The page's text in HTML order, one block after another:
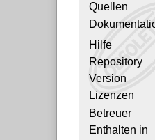
Quellen
Hilfe
Repository
Version
Lizenzen
Betreuer
Enthalten in